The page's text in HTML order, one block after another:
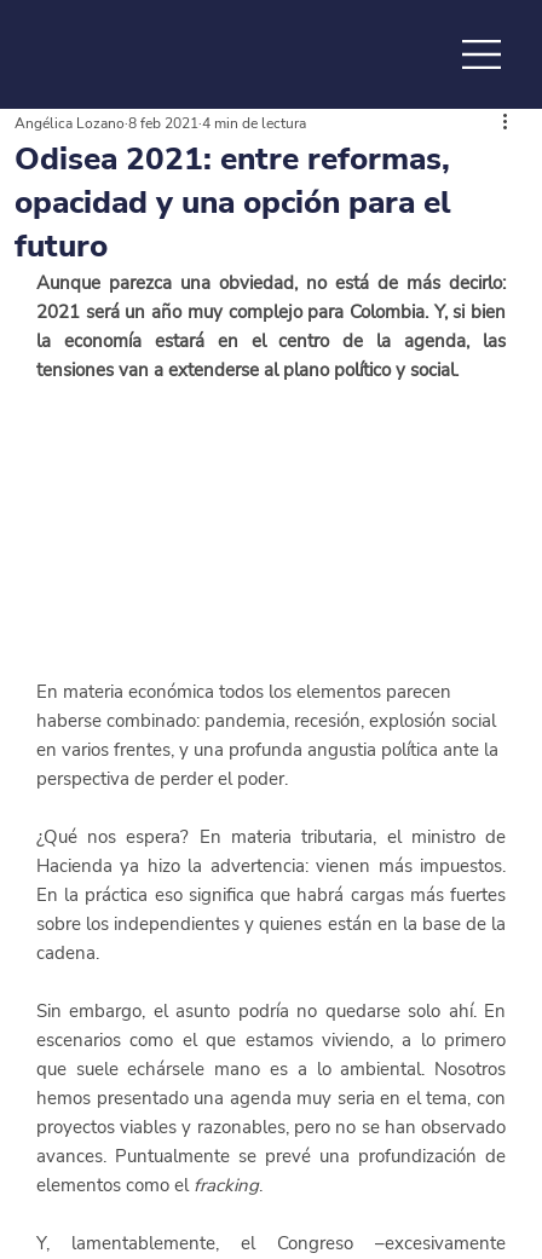
de la
Odisea 2021: entre reformas,
opacidad y una opción para el
futuro
Angélica Lozano 8 feb 20214 min de lectura
Aunque parezca una obviedad, no está de más decirlo:
2021 será un año muy complejo para Colombia. Y, si bien
la economía estará en el centro de la agenda, las
tensiones van a extenderse al plano político y social.
En materia económica todos los elementos parecen
haberse combinado: pandemia, recesión, explosión social
en varios frentes, y una profunda angustia política ante la
perspectiva de perder el poder.
¿Qué nos espera? En materia tributaria, el ministro de
Hacienda ya hizo la advertencia: vienen más impuestos.
En la práctica eso significa que habrá cargas más fuertes
sobre los independientes y quienes están en la base de la
cadena.
Sin embargo, el asunto podría no quedarse solo ahí. En
escenarios como el que estamos viviendo, a lo primero
que suele echársele mano es a lo ambiental. Nosotros
hemos presentado una agenda muy seria en el tema, con
proyectos viables y razonables, pero no se han observado
avances. Puntualmente se prevé una profundización de
elementos como el fracking.
Y, lamentablemente, el Congreso –excesivamente